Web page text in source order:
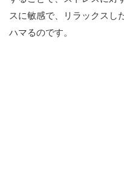
スに敏感で、リラックスし
ハマるのです。